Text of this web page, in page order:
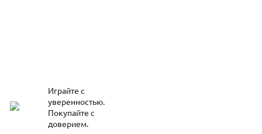
Играйте с
уверенностью.
Покупайте с
доверием.